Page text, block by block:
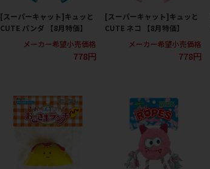
[スーパーキャット]キュッと
CUTE パンダ 【8月特価】
メーカー希望小売価格
778円
[スーパーキャット]キュッと
CUTE ネコ 【8月特価】
メーカー希望小売価格
778円